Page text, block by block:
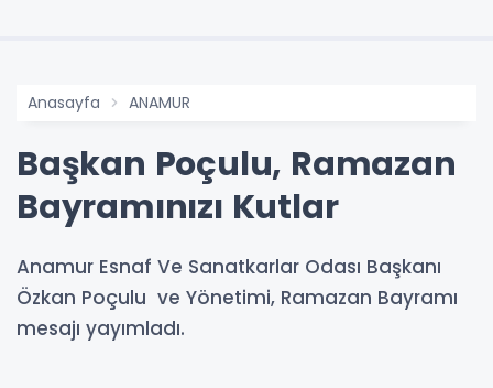
Anasayfa ANAMUR
Başkan Poçulu, Ramazan
Bayramınızı Kutlar
Anamur Esnaf Ve Sanatkarlar Odası Başkanı
Özkan Poçulu ve Yönetimi, Ramazan Bayramı
mesajı yayımladı.